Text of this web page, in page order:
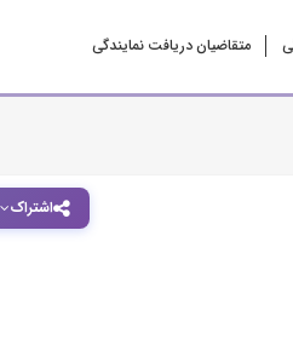
متقاضیان دریافت نمایندگی
اشتراک